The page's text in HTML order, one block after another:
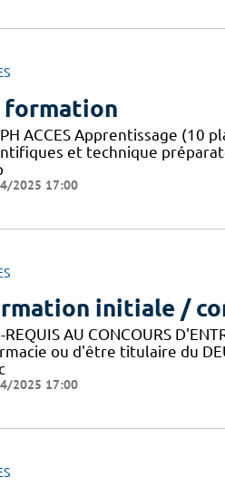
formation
ACCES Apprentissage (10
et technique
2025 17:00
initiale /
REQUIS AU CONCOURS
ou d'être titulaire du
2025 17:00